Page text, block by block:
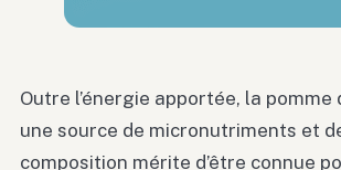
Outre l’énergie apportée, la
une source de micronutriments et
composition mérite d’être connue